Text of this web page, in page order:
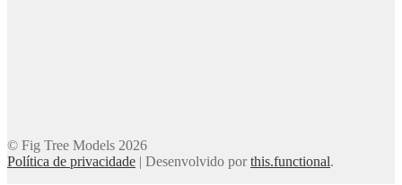
© Fig Tree Models 2026
Política de privacidade | Desenvolvido porthis.functional.